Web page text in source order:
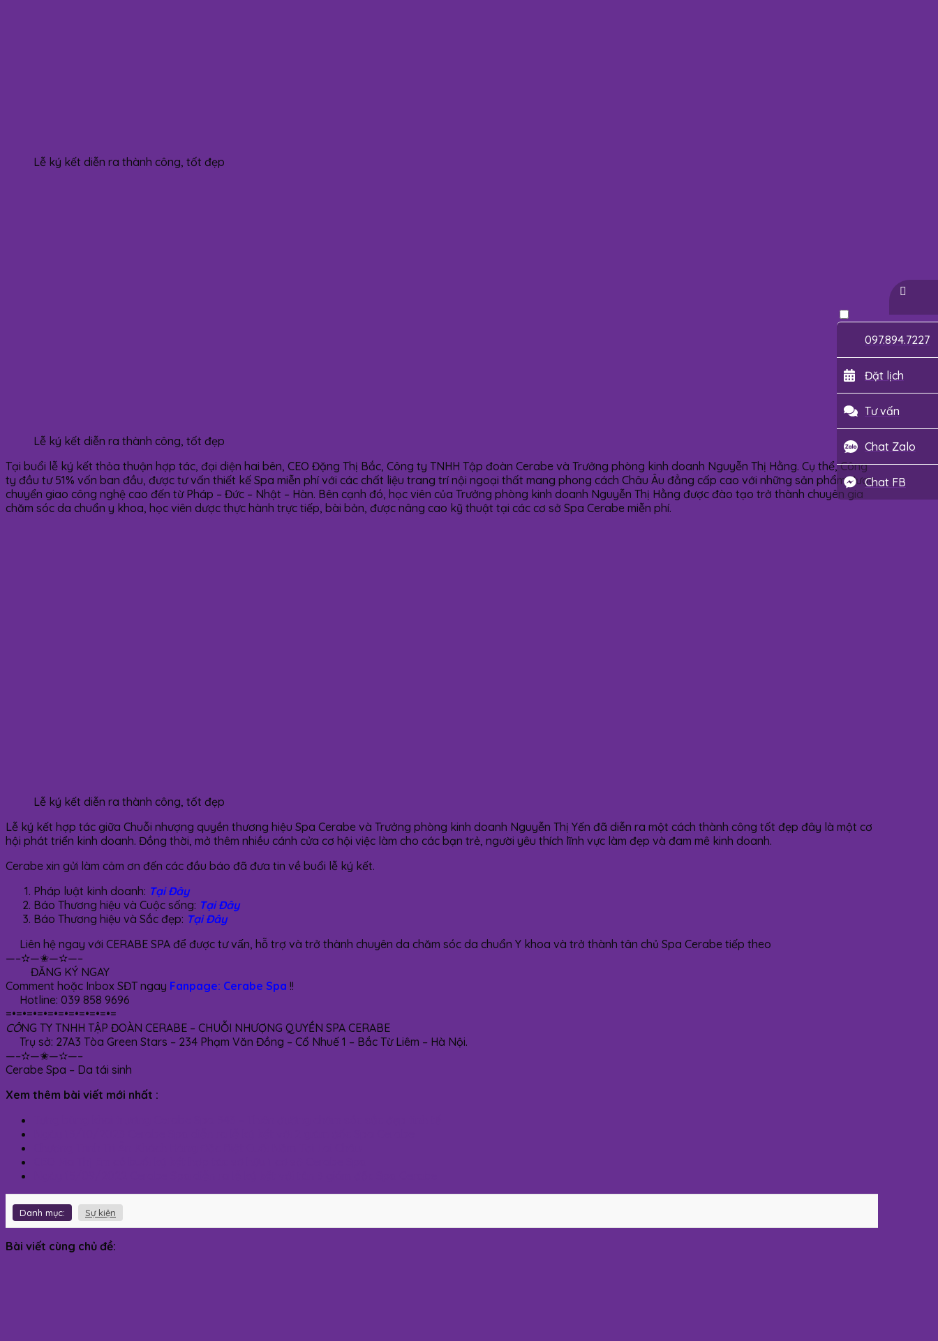
Lễ ký kết diễn ra thành công, tốt đẹp
Lễ ký kết diễn ra thành công, tốt đẹp
Tại buổi lễ ký kết thỏa thuận hợp tác, đại diện hai bên, CEO Đặng Thị Bắc, Công ty TNHH Tập đoàn Cerabe và Trưởng phòng kinh doanh Nguyễn Thị Hằng. Cụ thể, Công
ty đầu tư 51% vốn ban đầu, được tư vấn thiết kế Spa miễn phí với các chất liệu trang trí nội ngoại thất mang phong cách Châu Âu đẳng cấp cao với những sản phẩm được
chuyển giao công nghệ cao đến từ Pháp – Đức – Nhật – Hàn. Bên cạnh đó, học viên của Trưởng phòng kinh doanh Nguyễn Thị Hằng được đào tạo trở thành chuyên gia
chăm sóc da chuẩn y khoa, học viên dược thực hành trực tiếp, bài bản, được nâng cao kỹ thuật tại các cơ sở Spa Cerabe miễn phí.
Lễ ký kết diễn ra thành công, tốt đẹp
Lễ ký kết hợp tác giữa Chuỗi nhượng quyền thương hiệu Spa Cerabe và Trưởng phòng kinh doanh Nguyễn Thị Yến đã diễn ra một cách thành công tốt đẹp đây là một cơ
hội phát triển kinh doanh. Đồng thời, mở thêm nhiều cánh cửa cơ hội việc làm cho các bạn trẻ, người yêu thích lĩnh vực làm đẹp và đam mê kinh doanh.
Cerabe xin gửi làm cảm ơn đến các đầu báo đã đưa tin về buổi lễ ký kết.
Pháp luật kinh doanh: Tại Đây
Báo Thương hiệu và Cuộc sống: Tại Đây
Báo Thương hiệu và Sắc đẹp: Tại Đây
Liên hệ ngay với CERABE SPA để được tư vấn, hỗ trợ và trở thành chuyên da chăm sóc da chuẩn Y khoa và trở thành tân chủ Spa Cerabe tiếp theo
—–✫—✬—✫—–
ĐĂNG KÝ NGAY
Comment hoặc Inbox SĐT ngay Fanpage: Cerabe Spa !!
Hotline: 039 858 9696
=•=•=•=•=•=•=•=•=•=•=
CÔNG TY TNHH TẬP ĐOÀN CERABE – CHUỖI NHƯỢNG QUYỀN SPA CERABE
Trụ sở: 27A3 Tòa Green Stars – 234 Phạm Văn Đồng – Cổ Nhuế 1 – Bắc Từ Liêm – Hà Nội.
—–✫—✬—✫—–
Cerabe Spa – Da tái sinh
Xem thêm bài viết mới nhất :
Danh mục: Sự kiện
Bài viết cùng chủ đề:
097.894.7227
Đặt lịch
Tư vấn
Chat Zalo
Chat FB